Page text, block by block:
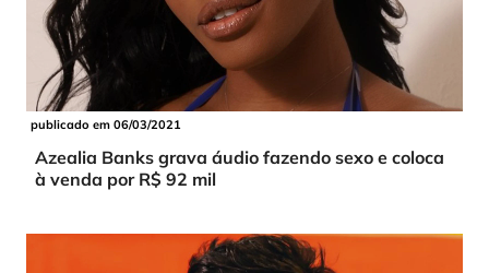
publicado em 06/03/2021
Azealia Banks grava áudio fazendo sexo e coloca
à venda por R$ 92 mil